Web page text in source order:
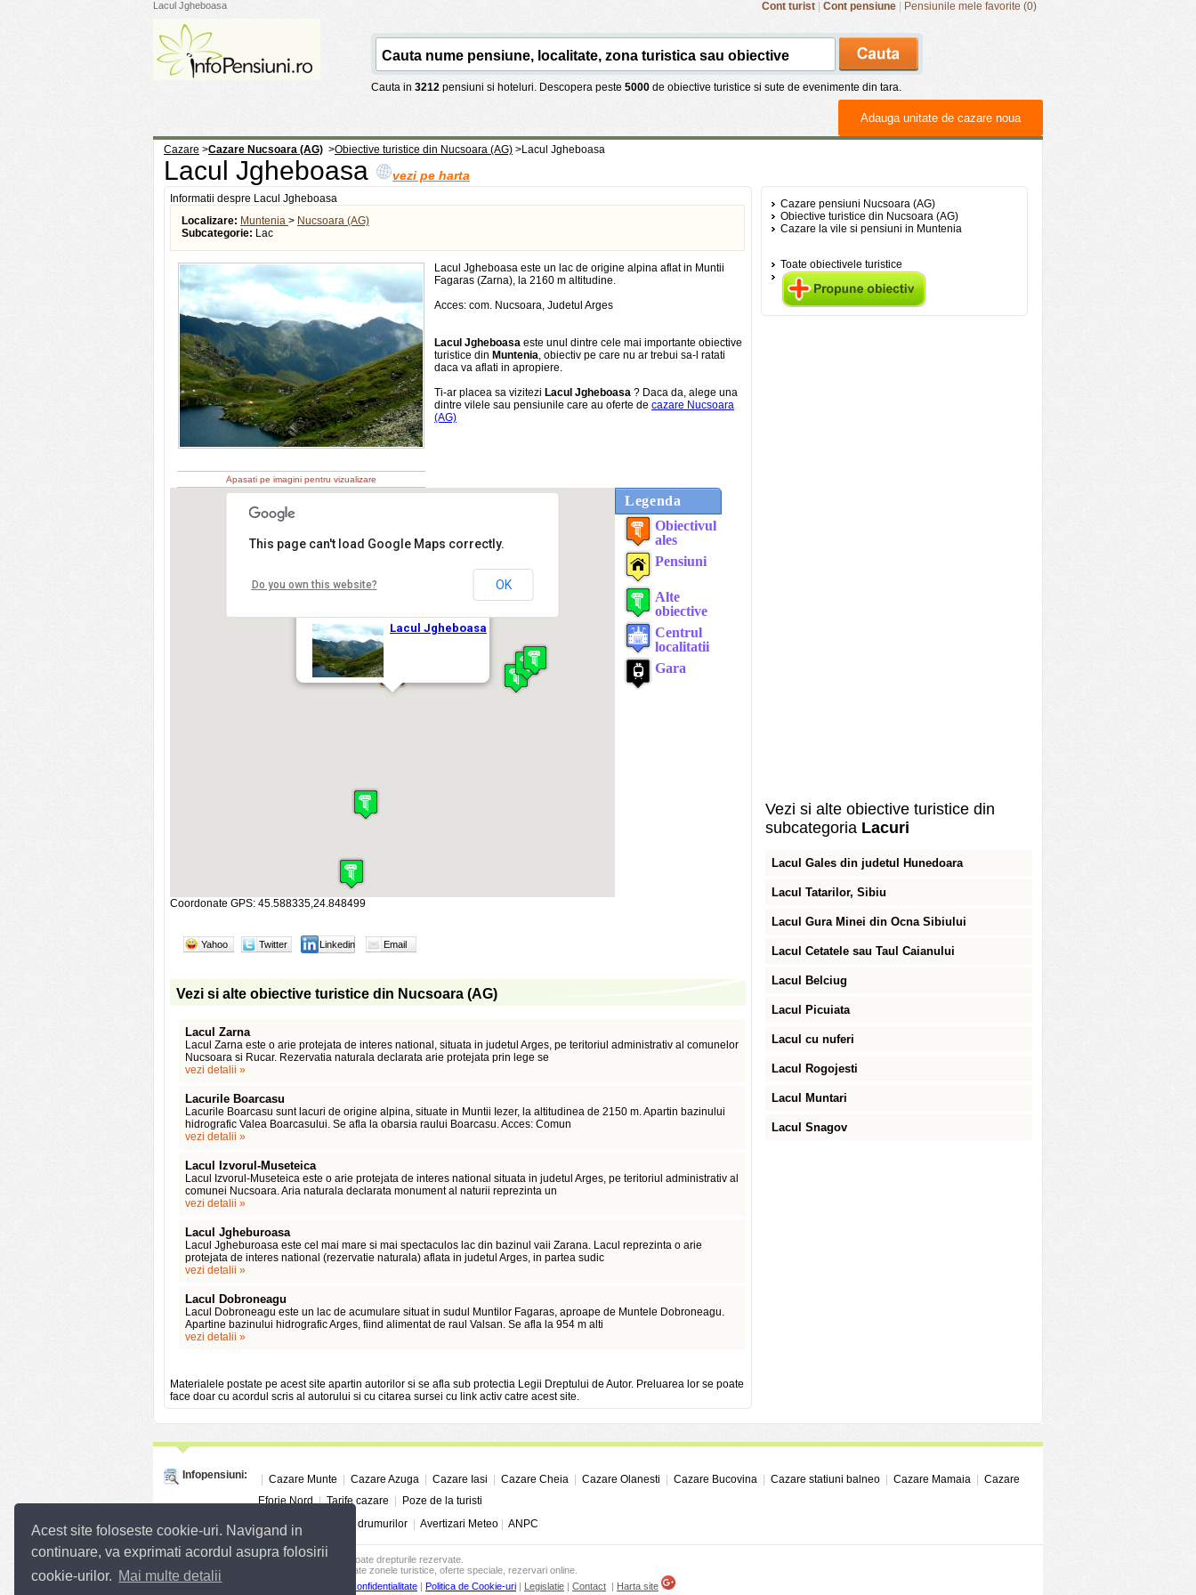
Acest site foloseste cookie-uri. Navigand in
continuare, va exprimati acordul asupra folosirii
cookie-urilor. Mai multe detalii
Lacul Jgheboasa Cont turist Cont pensiune Pensiunile mele favorite (0)
Cauta in 3212 pensiuni si hoteluri. Descopera peste 5000 de obiective turistice si sute de evenimente din tara.
Adauga unitate de cazare noua
Cazare >Cazare Nucsoara (AG) >Obiective turistice din Nucsoara (AG) >Lacul Jgheboasa
Lacul Jgheboasa vezi pe harta
Informatii despre Lacul Jgheboasa
Localizare: Muntenia > Nucsoara (AG)
Subcategorie: Lac
Apasati pe imagini pentru vizualizare
Lacul Jgheboasa este un lac de origine alpina aflat in Muntii
Fagaras (Zarna), la 2160 m altitudine.
Acces: com. Nucsoara, Judetul Arges
Lacul Jgheboasa este unul dintre cele mai importante obiective
turistice din Muntenia, obiectiv pe care nu ar trebui sa-l ratati
daca va aflati in apropiere.
Ti-ar placea sa vizitezi Lacul Jgheboasa ? Daca da, alege una
dintre vilele sau pensiunile care au oferte de cazare Nucsoara
(AG)
Coordonate GPS: 45.588335,24.848499
Yahoo Twitter Linkedin Email
Vezi si alte obiective turistice din Nucsoara (AG)
Lacul Zarna
Lacul Zarna este o arie protejata de interes national, situata in judetul Arges, pe teritoriul administrativ al comunelor
Nucsoara si Rucar. Rezervatia naturala declarata arie protejata prin lege se
vezi detalii »
Lacurile Boarcasu
Lacurile Boarcasu sunt lacuri de origine alpina, situate in Muntii Iezer, la altitudinea de 2150 m. Apartin bazinului
hidrografic Valea Boarcasului. Se afla la obarsia raului Boarcasu. Acces: Comun
vezi detalii »
Lacul Izvorul-Museteica
Lacul Izvorul-Museteica este o arie protejata de interes national situata in judetul Arges, pe teritoriul administrativ al
comunei Nucsoara. Aria naturala declarata monument al naturii reprezinta un
vezi detalii »
Lacul Jgheburoasa
Lacul Jgheburoasa este cel mai mare si mai spectaculos lac din bazinul vaii Zarana. Lacul reprezinta o arie
protejata de interes national (rezervatie naturala) aflata in judetul Arges, in partea sudic
vezi detalii »
Lacul Dobroneagu
Lacul Dobroneagu este un lac de acumulare situat in sudul Muntilor Fagaras, aproape de Muntele Dobroneagu.
Apartine bazinului hidrografic Arges, fiind alimentat de raul Valsan. Se afla la 954 m alti
vezi detalii »
Materialele postate pe acest site apartin autorilor si se afla sub protectia Legii Dreptului de Autor. Preluarea lor se poate
face doar cu acordul scris al autorului si cu citarea sursei cu link activ catre acest site.
Cazare pensiuni Nucsoara (AG)
Obiective turistice din Nucsoara (AG)
Cazare la vile si pensiuni in Muntenia
Toate obiectivele turistice
Vezi si alte obiective turistice din
subcategoria Lacuri
Lacul Gales din judetul Hunedoara
Lacul Tatarilor, Sibiu
Lacul Gura Minei din Ocna Sibiului
Lacul Cetatele sau Taul Caianului
Lacul Belciug
Lacul Picuiata
Lacul cu nuferi
Lacul Rogojesti
Lacul Muntari
Lacul Snagov
Infopensiuni: | Cazare Munte | Cazare Azuga | Cazare Iasi | Cazare Cheia | Cazare Olanesti | Cazare Bucovina | Cazare statiuni balneo | Cazare Mamaia | Cazare
Eforie Nord | Tarife cazare | Poze de la turisti
Linkuri utile:
Info Trafic Situatia drumurilor | Avertizari Meteo | ANPC
© 2004 - 2026SC InfoTurism Media SRL.
Toate drepturile rezervate.
Infopensiuni.ro va ofera pensiuni si vile din toate zonele turistice, oferte speciale, rezervari online.
Termenii si conditiile de utilizare
Politica de Confidentialitate | Politica de Cookie-uri | Legislatie | Contact | Harta site